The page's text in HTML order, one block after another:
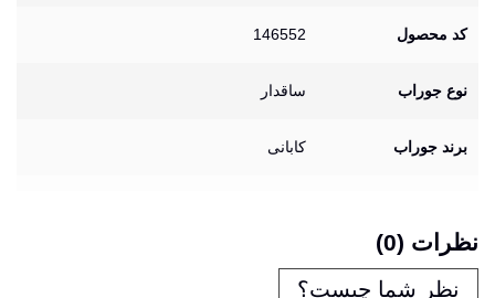
کد محصول 146552
نوع جوراب ساقدار
برند جوراب کابانی
نظرات (0)
نظر شما چیست؟